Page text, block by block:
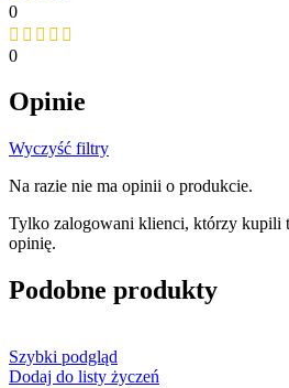
0
0
Opinie
Wyczyść filtry
Na razie nie ma opinii o produkcie.
Tylko zalogowani klienci, którzy kupili
opinię.
Podobne produkty
Szybki podgląd
Dodaj do listy życzeń